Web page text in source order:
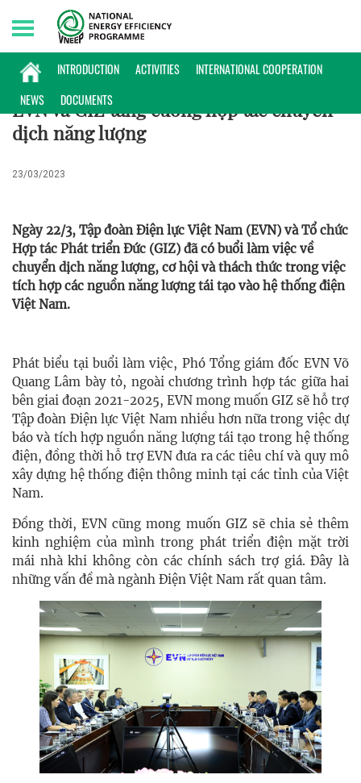
INTRODUCTION ACTIVITIES
INTERNATIONAL COOPERATION
NEWS
DOCUMENTS
Friday, 07/08/2026 | 22:13 GMT+7
HỢP TÁC QUỐC TẾ
EVN và GIZ tăng cường hợp tác chuyển
dịch năng lượng
23/03/2023
Ngày 22/3, Tập đoàn Điện lực Việt Nam (EVN) và Tổ chức
Hợp tác Phát triển Đức (GIZ) đã có buổi làm việc về
chuyển dịch năng lượng, cơ hội và thách thức trong việc
tích hợp các nguồn năng lượng tái tạo vào hệ thống điện
Việt Nam.
Phát biểu tại buổi làm việc, Phó Tổng giám đốc EVN Võ
Quang Lâm bày tỏ, ngoài chương trình hợp tác giữa hai
bên giai đoạn 2021-2025, EVN mong muốn GIZ sẽ hỗ trợ
Tập đoàn Điện lực Việt Nam nhiều hơn nữa trong việc dự
báo và tích hợp nguồn năng lượng tái tạo trong hệ thống
điện, đồng thời hỗ trợ EVN đưa ra các tiêu chí và quy mô
xây dựng hệ thống điện thông minh tại các tỉnh của Việt
Nam.
Đồng thời, EVN cũng mong muốn GIZ sẽ chia sẻ thêm
kinh nghiệm của mình trong phát triển điện mặt trời
mái nhà khi không còn các chính sách trợ giá. Đây là
những vấn đề mà ngành Điện Việt Nam rất quan tâm.